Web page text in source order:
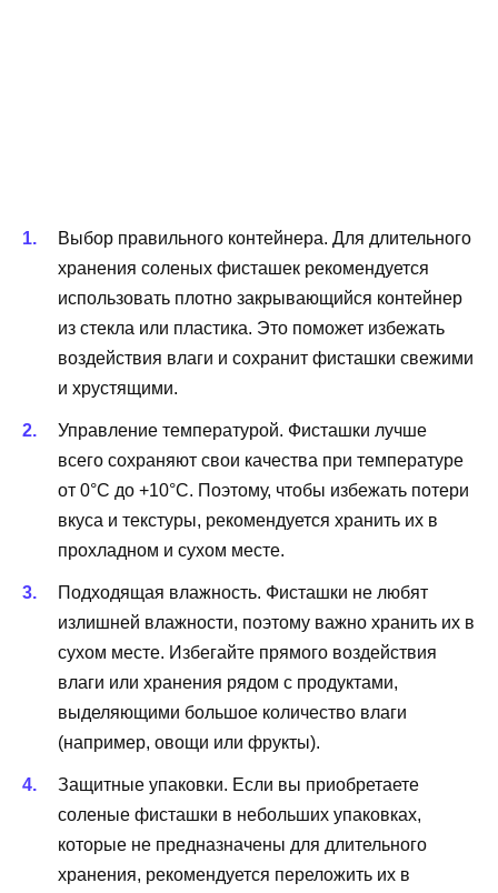
Выбор правильного контейнера. Для длительного
хранения соленых фисташек рекомендуется
использовать плотно закрывающийся контейнер
из стекла или пластика. Это поможет избежать
воздействия влаги и сохранит фисташки свежими
и хрустящими.
Управление температурой. Фисташки лучше
всего сохраняют свои качества при температуре
от 0°C до +10°C. Поэтому, чтобы избежать потери
вкуса и текстуры, рекомендуется хранить их в
прохладном и сухом месте.
Подходящая влажность. Фисташки не любят
излишней влажности, поэтому важно хранить их в
сухом месте. Избегайте прямого воздействия
влаги или хранения рядом с продуктами,
выделяющими большое количество влаги
(например, овощи или фрукты).
Защитные упаковки. Если вы приобретаете
соленые фисташки в небольших упаковках,
которые не предназначены для длительного
хранения, рекомендуется переложить их в